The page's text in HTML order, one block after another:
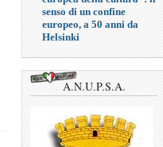
senso di un confine
europeo, a 50 anni da
Helsinki
A.N.U.P.S.A.